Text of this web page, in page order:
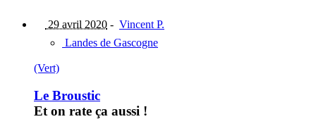
29 avril 2020 - Vincent P.
Landes de Gascogne
(Vert)
Le Broustic
Et on rate ça aussi !